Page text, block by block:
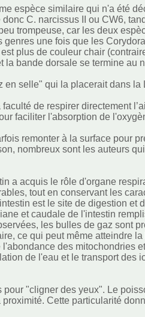
espèce similaire qui n'a été
C. narcissus II ou CW6,
trompeuse, car les deux
genres une fois que les
plus de couleur chair
la bande dorsale se termine
en selle" qui la placerait dans la
faculté de respirer directement
faciliter l'absorption de
remonter à la surface pour
nombreux sont les auteurs
a acquis le rôle d'organe
tout en conservant les
est le site de digestion et
et caudale de l'intestin
les bulles de gaz sont
ce qui peut même atteindre
des mitochondries
de l'eau et le transport
pour "cligner des yeux". Le
Cette particularité